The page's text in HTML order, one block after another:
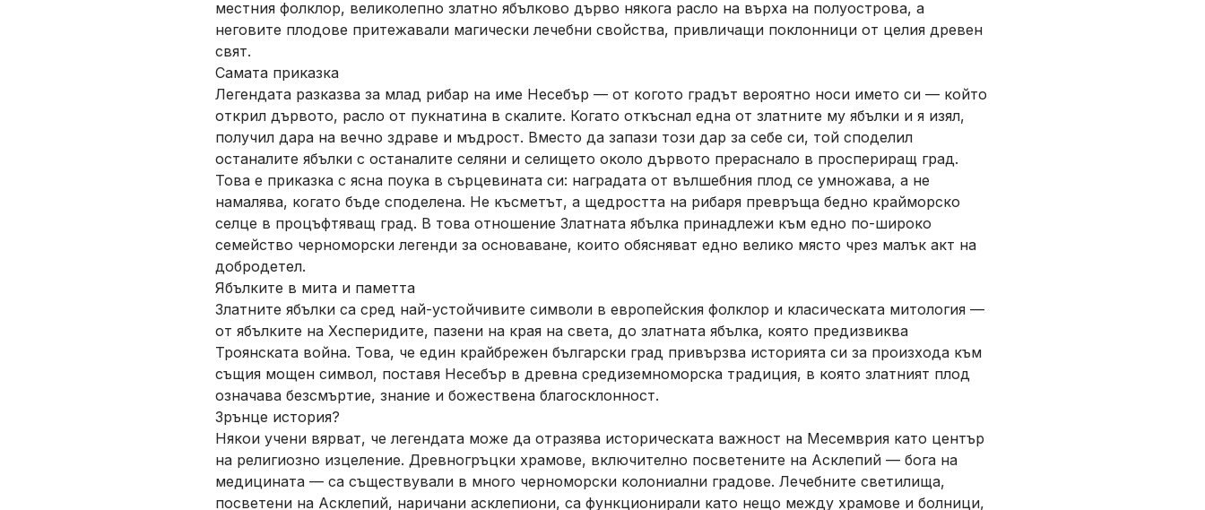
местния фолклор, великолепно златно ябълково дърво някога расло на върха на полуострова, а
неговите плодове притежавали магически лечебни свойства, привличащи поклонници от целия древен
свят.
Самата приказка
Легендата разказва за млад рибар на име Несебър — от когото градът вероятно носи името си — който
открил дървото, расло от пукнатина в скалите. Когато откъснал една от златните му ябълки и я изял,
получил дара на вечно здраве и мъдрост. Вместо да запази този дар за себе си, той споделил
останалите ябълки с останалите селяни и селището около дървото прераснало в проспериращ град.
Това е приказка с ясна поука в сърцевината си: наградата от вълшебния плод се умножава, а не
намалява, когато бъде споделена. Не късметът, а щедростта на рибаря превръща бедно крайморско
селце в процъфтяващ град. В това отношение Златната ябълка принадлежи към едно по-широко
семейство черноморски легенди за основаване, които обясняват едно велико място чрез малък акт на
добродетел.
Ябълките в мита и паметта
Златните ябълки са сред най-устойчивите символи в европейския фолклор и класическата митология —
от ябълките на Хесперидите, пазени на края на света, до златната ябълка, която предизвиква
Троянската война. Това, че един крайбрежен български град привързва историята си за произхода към
същия мощен символ, поставя Несебър в древна средиземноморска традиция, в която златният плод
означава безсмъртие, знание и божествена благосклонност.
Зрънце история?
Някои учени вярват, че легендата може да отразява историческата важност на Месемврия като център
на религиозно изцеление. Древногръцки храмове, включително посветените на Асклепий — бога на
медицината — са съществували в много черноморски колониални градове. Лечебните светилища,
посветени на Асклепий, наричани асклепиони, са функционирали като нещо между храмове и болници,